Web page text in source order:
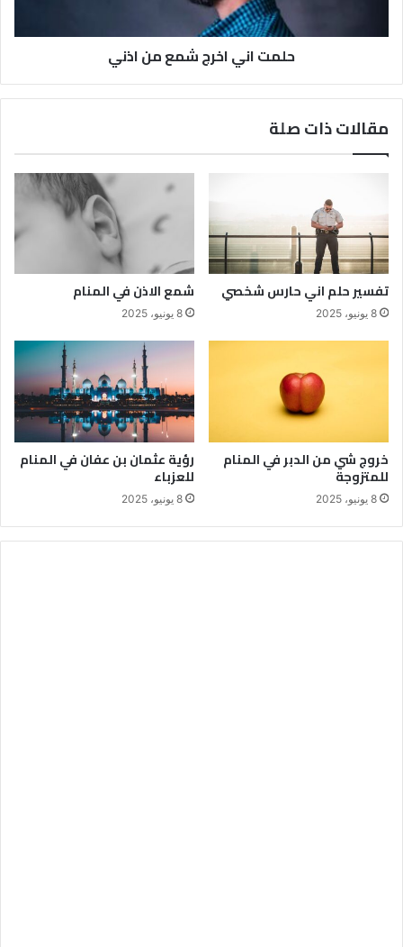
حلمت اني اخرج شمع من اذني
مقالات ذات صلة
تفسير حلم اني حارس شخصي
8 يونيو، 2025
شمع الاذن في المنام
8 يونيو، 2025
خروج شي من الدبر في المنام
للمتزوجة
8 يونيو، 2025
رؤية عثمان بن عفان في المنام
للعزباء
8 يونيو، 2025